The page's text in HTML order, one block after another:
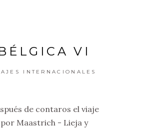
VI
INTERNACIONALES
de contaros el viaje
por Maastrich - Lieja y